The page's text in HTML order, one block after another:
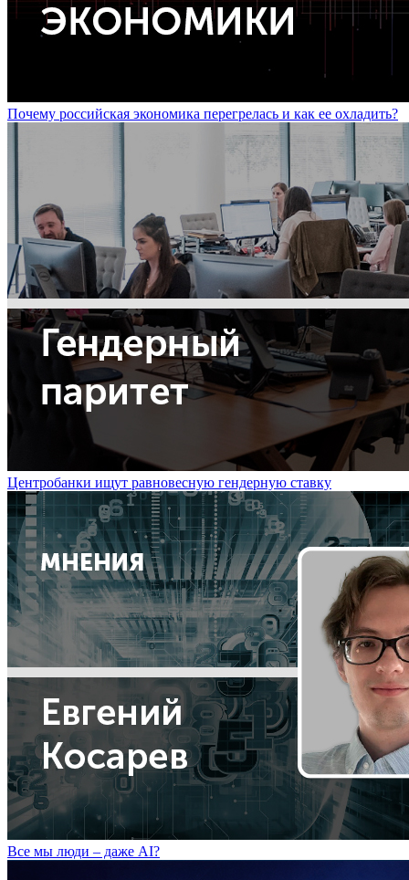
Почему российская экономика перегрелась и как ее охладить?
Центробанки ищут равновесную гендерную ставку
Все мы люди – даже AI?